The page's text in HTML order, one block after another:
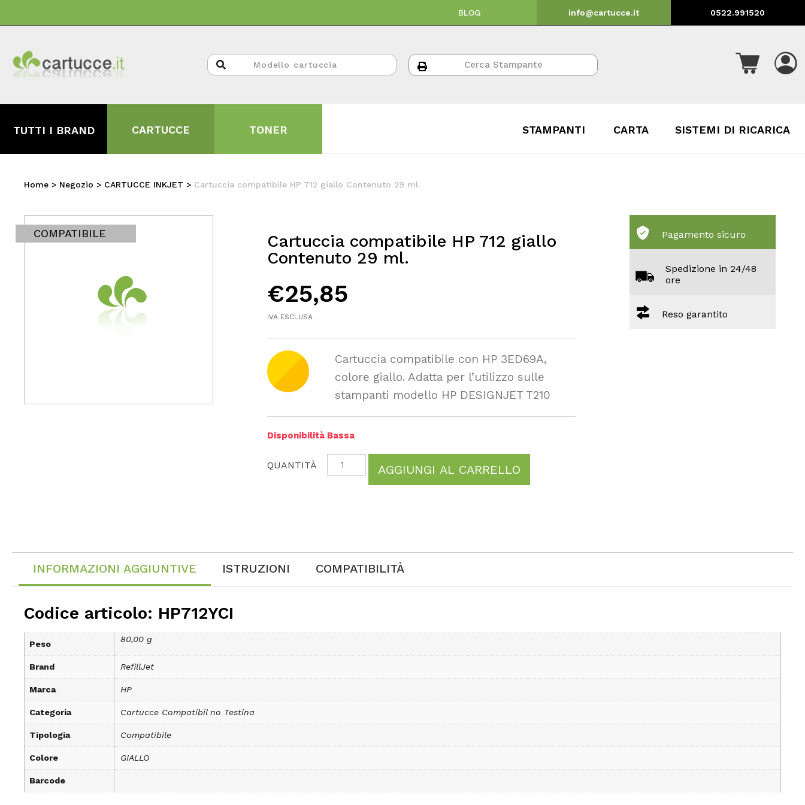
BLOG info@cartucce.it 0522.991520
TUTTI I BRAND CARTUCCE TONER STAMPANTI CARTA SISTEMI DI RICARICA
Home > Negozio > CARTUCCE INKJET > Cartuccia compatibile HP 712 giallo Contenuto 29 ml.
COMPATIBILE
Cartuccia compatibile HP 712 giallo
Contenuto 29 ml.
€25,85
IVA ESCLUSA
Cartuccia compatibile con HP 3ED69A,
colore giallo. Adatta per l’utilizzo sulle
stampanti modello HP DESIGNJET T210
Disponibilità Bassa
AGGIUNGI AL CARRELLO
Pagamento sicuro
Spedizione in 24/48
ore
Reso garantito
INFORMAZIONI AGGIUNTIVE ISTRUZIONI COMPATIBILITÀ
Codice articolo: HP712YCI
Peso 80,00 g
Brand RefillJet
Marca HP
Categoria Cartucce Compatibil no Testina
Tipologia Compatibile
Colore GIALLO
Barcode